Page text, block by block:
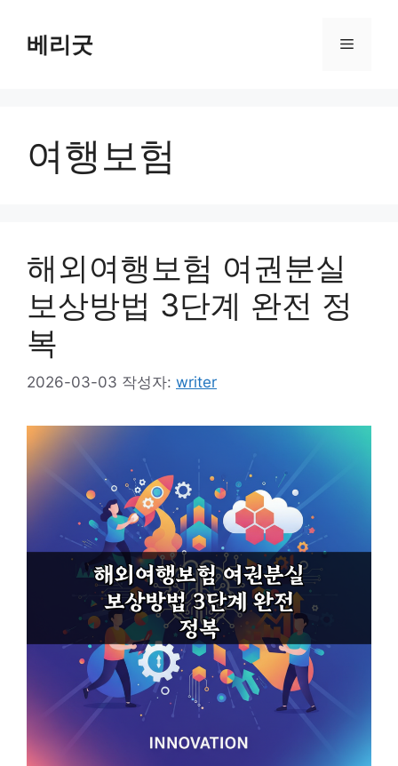
베리굿 메
여행보험
해외여행보험 여권분실
보상방법 3단계 완전 정
복
2026-03-03 작성자: writer